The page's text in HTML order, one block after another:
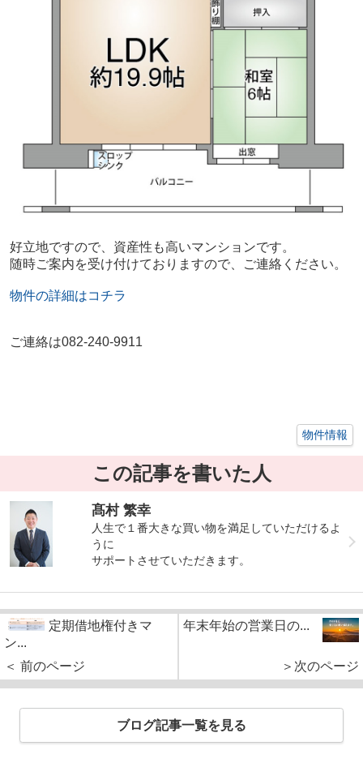
好立地ですので、資産性も高いマンションです。
随時ご案内を受け付けておりますので、ご連絡ください。
物件の詳細はコチラ
ご連絡は082-240-9911
物件情報
この記事を書いた人
髙村 繁幸
人生で１番大きな買い物を満足していただけるよ
うに
サポートさせていただきます。
定期借地権付きマ
ン...
＜ 前のページ
年末年始の営業日の...
＞次のページ
ブログ記事一覧を見る